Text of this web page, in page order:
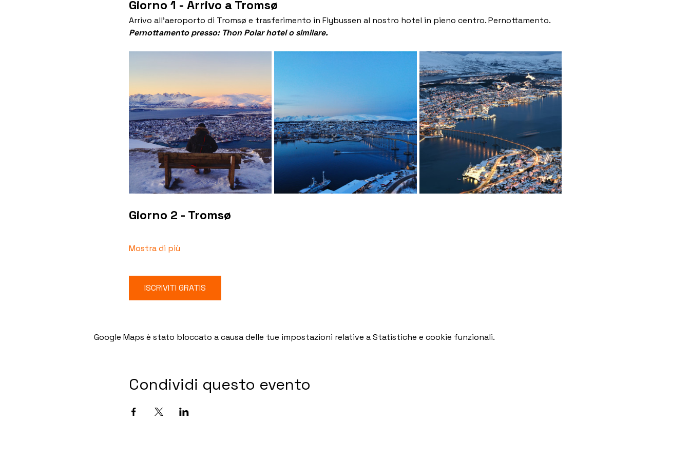
Giorno 1 - Arrivo a Tromsø
Arrivo all’aeroporto di Tromsø e trasferimento in Flybussen al nostro hotel in pieno centro. Pernottamento.
Pernottamento presso: Thon Polar hotel o similare.
Giorno 2 - Tromsø
Mostra di più
ISCRIVITI GRATIS
Google Maps è stato bloccato a causa delle tue impostazioni relative a Statistiche e cookie funzionali.
Condividi questo evento